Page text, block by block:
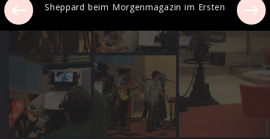
Sheppard beim Morgenmagazin im Ersten